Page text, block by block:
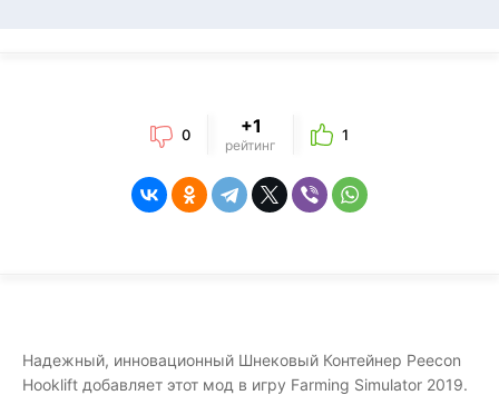
0 +1
рейтинг
1
Надежный, инновационный Шнековый Контейнер Peecon
Hooklift добавляет этот мод в игру Farming Simulator 2019.